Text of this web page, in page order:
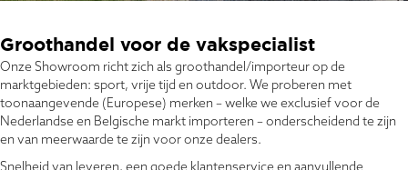
Groothandel voor de vakspecialist
Onze Showroom richt zich als groothandel/importeur op de
marktgebieden: sport, vrije tijd en outdoor. We proberen met
toonaangevende (Europese) merken – welke we exclusief voor de
Nederlandse en Belgische markt importeren – onderscheidend te zijn
en van meerwaarde te zijn voor onze dealers.
Snelheid van leveren, een goede klantenservice en aanvullende